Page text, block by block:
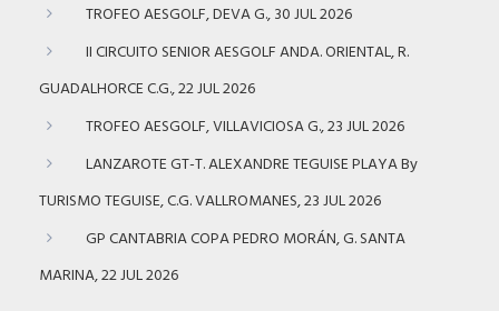
TROFEO AESGOLF, DEVA G., 30 JUL 2026
II CIRCUITO SENIOR AESGOLF ANDA. ORIENTAL, R.
GUADALHORCE C.G., 22 JUL 2026
TROFEO AESGOLF, VILLAVICIOSA G., 23 JUL 2026
LANZAROTE GT-T. ALEXANDRE TEGUISE PLAYA By
TURISMO TEGUISE, C.G. VALLROMANES, 23 JUL 2026
GP CANTABRIA COPA PEDRO MORÁN, G. SANTA
MARINA, 22 JUL 2026